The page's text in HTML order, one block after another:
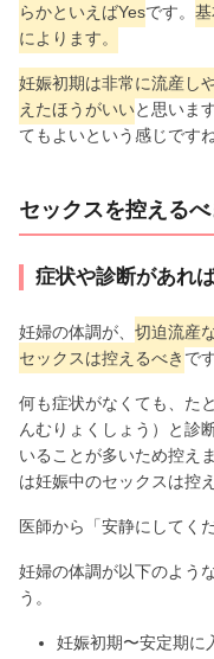
らかといえばYesです。
によります。
妊娠初期は非常に流産し
えたほうがいいと思いま
てもよいという感じですね
セックスを控える
症状や診断があれ
妊婦の体調が、 切迫流産
セックスは控えるべき で
何も症状がなくても、た
んむりょくしょう）と診
いることが多いため控え
は妊娠中のセックスは控
医師から「安静にしてく
妊婦の体調が以下のよう
う。
妊娠初期〜安定期に